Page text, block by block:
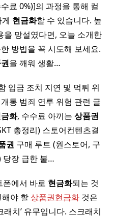
료 0%)]의 과정을 통해 컬
현금화할 수 있습니다. 높
을 망설였다면, 오늘 소개한
방법을 꼭 시도해 보세요.
을 깨워 생활…
입금 조치 지연 및 먹튀 위
통 범죄 연루 위험 관련 글
화, 수수료 아끼는 상품권
총정리) 스토어컨텐츠결
권 구매 루트 (원스토어, 구
당장 급한 불…
폰에서 바로 현금화되는 것
야 할상품권현금화 것은
래치’ 유무입니다. 스크래치